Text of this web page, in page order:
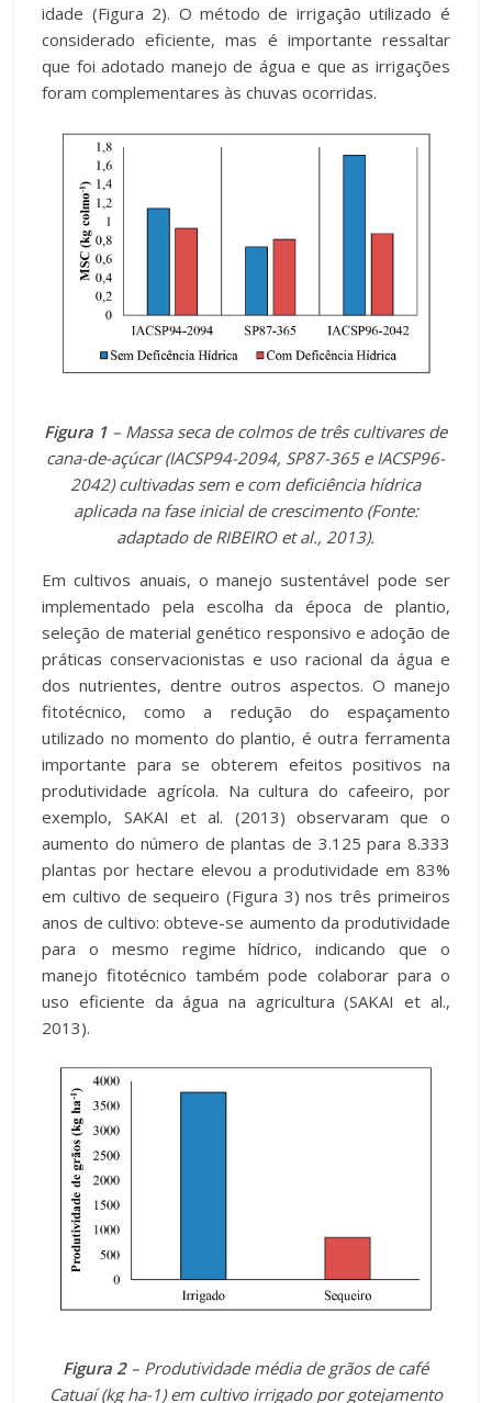
idade (Figura 2). O método de irrigação utilizado é
considerado eficiente, mas é importante ressaltar
que foi adotado manejo de água e que as irrigações
foram complementares às chuvas ocorridas.
Figura 1 – Massa seca de colmos de três cultivares de
cana-de-açúcar (IACSP94-2094, SP87-365 e IACSP96-
2042) cultivadas sem e com deficiência hídrica
aplicada na fase inicial de crescimento (Fonte:
adaptado de RIBEIRO et al., 2013).
Em cultivos anuais, o manejo sustentável pode ser
implementado pela escolha da época de plantio,
seleção de material genético responsivo e adoção de
práticas conservacionistas e uso racional da água e
dos nutrientes, dentre outros aspectos. O manejo
fitotécnico, como a redução do espaçamento
utilizado no momento do plantio, é outra ferramenta
importante para se obterem efeitos positivos na
produtividade agrícola. Na cultura do cafeeiro, por
exemplo, SAKAI et al. (2013) observaram que o
aumento do número de plantas de 3.125 para 8.333
plantas por hectare elevou a produtividade em 83%
em cultivo de sequeiro (Figura 3) nos três primeiros
anos de cultivo: obteve-se aumento da produtividade
para o mesmo regime hídrico, indicando que o
manejo fitotécnico também pode colaborar para o
uso eficiente da água na agricultura (SAKAI et al.,
2013).
Figura 2 – Produtividade média de grãos de café
Catuaí (kg ha-1) em cultivo irrigado por gotejamento